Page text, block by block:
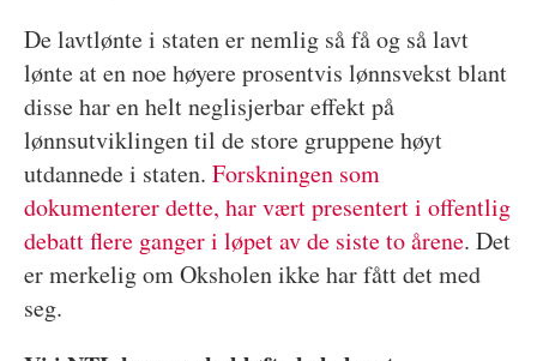
De lavtlønte i staten er nemlig så få og så lavt
lønte at en noe høyere prosentvis lønnsvekst blant
disse har en helt neglisjerbar effekt på
lønnsutviklingen til de store gruppene høyt
utdannede i staten. Forskningen som
dokumenterer dette, har vært presentert i offentlig
debatt flere ganger i løpet av de siste to årene. Det
er merkelig om Oksholen ikke har fått det med
seg.